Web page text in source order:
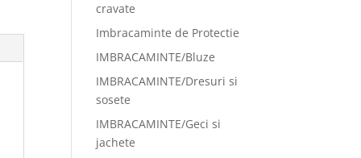
cravate
Imbracaminte de Protectie
IMBRACAMINTE/Bluze
IMBRACAMINTE/Dresuri si
sosete
IMBRACAMINTE/Geci si
jachete